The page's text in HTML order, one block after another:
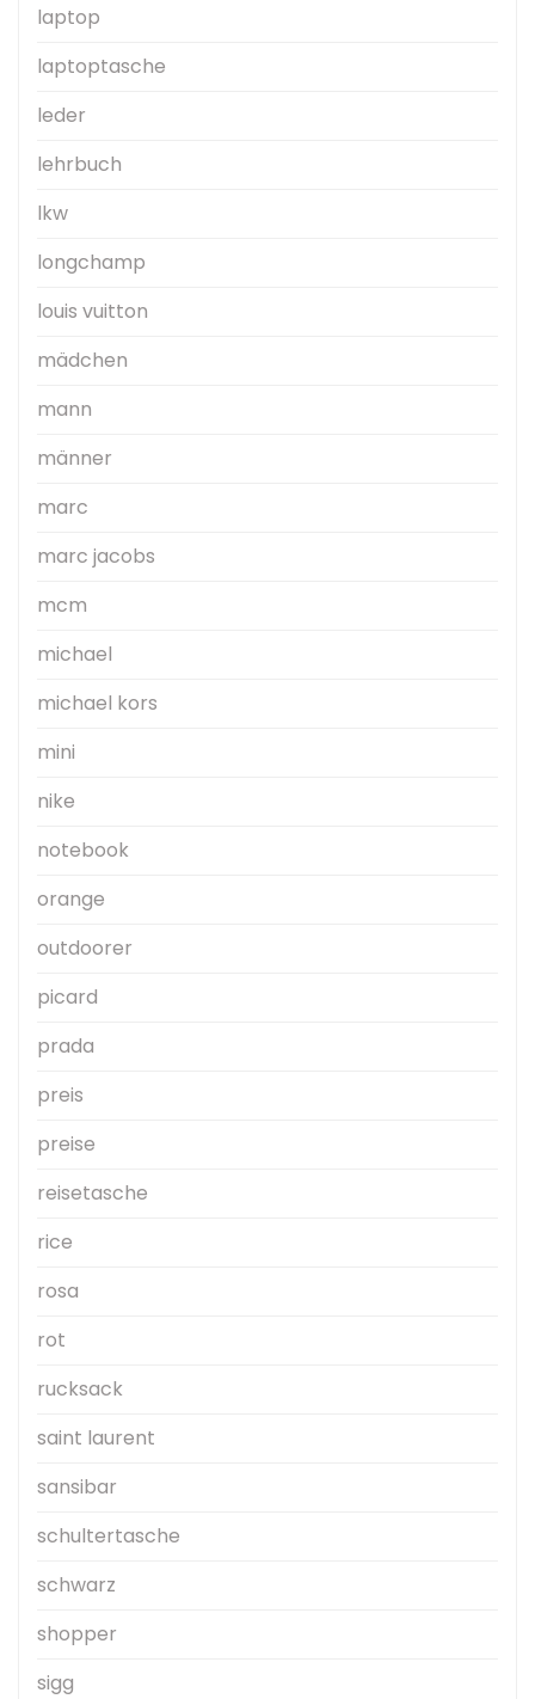
laptop
laptoptasche
leder
lehrbuch
lkw
longchamp
louis vuitton
mädchen
mann
männer
marc
marc jacobs
mcm
michael
michael kors
mini
nike
notebook
orange
outdoorer
picard
prada
preis
preise
reisetasche
rice
rosa
rot
rucksack
saint laurent
sansibar
schultertasche
schwarz
shopper
sigg